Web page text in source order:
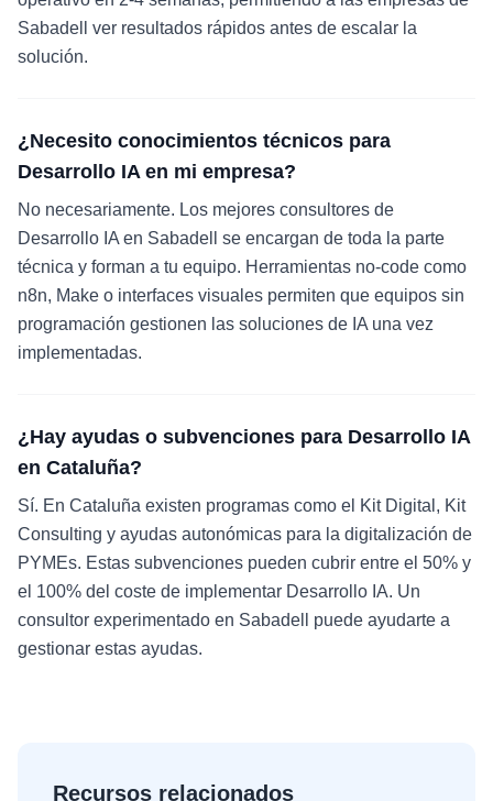
Sabadell ver resultados rápidos antes de escalar la
solución.
¿Necesito conocimientos técnicos para
Desarrollo IA en mi empresa?
No necesariamente. Los mejores consultores de
Desarrollo IA en Sabadell se encargan de toda la parte
técnica y forman a tu equipo. Herramientas no-code como
n8n, Make o interfaces visuales permiten que equipos sin
programación gestionen las soluciones de IA una vez
implementadas.
¿Hay ayudas o subvenciones para Desarrollo IA
en Cataluña?
Sí. En Cataluña existen programas como el Kit Digital, Kit
Consulting y ayudas autonómicas para la digitalización de
PYMEs. Estas subvenciones pueden cubrir entre el 50% y
el 100% del coste de implementar Desarrollo IA. Un
consultor experimentado en Sabadell puede ayudarte a
gestionar estas ayudas.
Recursos relacionados